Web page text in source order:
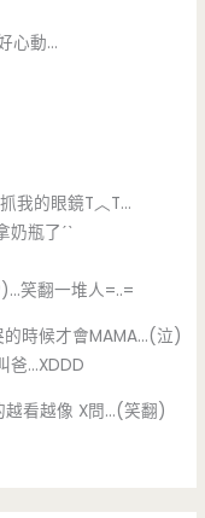
心動…
我的眼鏡T︿T…
瓶了ˊˋ
笑翻一堆人=..=
時候才會MAMA…(泣)
爸…XDDD
越看越像 X問…(笑翻)